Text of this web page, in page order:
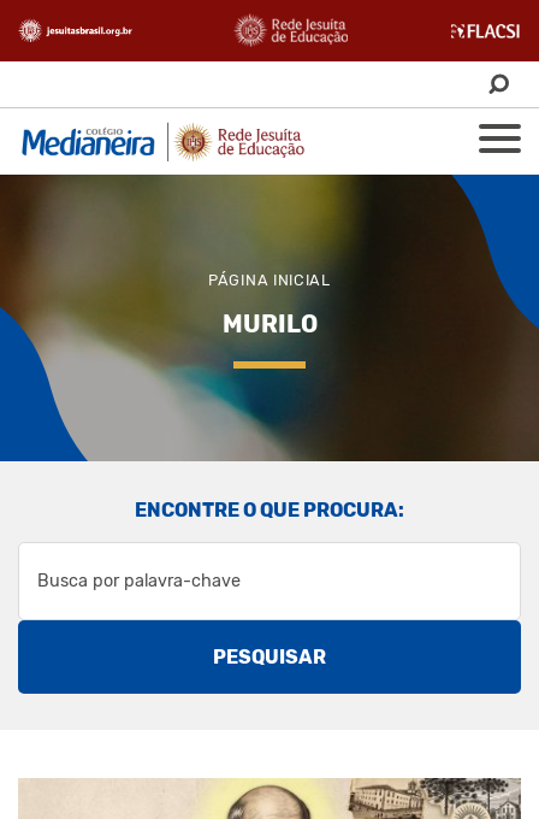
PÁGINA INICIAL
MURILO
ENCONTRE O QUE PROCURA:
PESQUISAR